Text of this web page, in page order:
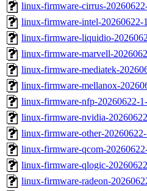
linux-firmware-cirrus-
linux-firmware-intel-20260622-
linux-firmware-liquidio-
linux-firmware-marvell-
linux-firmware-mediatek-
linux-firmware-mellanox-
linux-firmware-nfp-20260622-
linux-firmware-nvidia-
linux-firmware-other-
linux-firmware-qcom-
linux-firmware-qlogic-
linux-firmware-radeon-